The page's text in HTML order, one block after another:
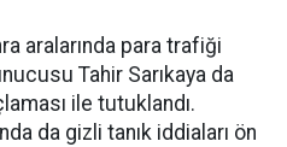
aralarında para trafiği
Tahir Sarıkaya da
ile tutuklandı.
da gizli tanık iddiaları ön